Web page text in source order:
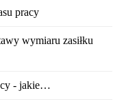
pracy
wymiaru zasiłku
- jakie…